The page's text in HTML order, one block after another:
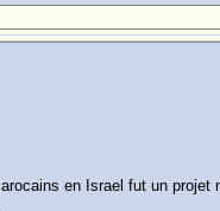
en Israel fut un